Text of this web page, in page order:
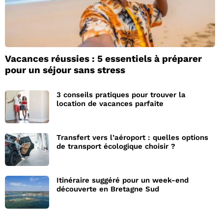
Vacances réussies : 5 essentiels à préparer
pour un séjour sans stress
3 conseils pratiques pour trouver la
location de vacances parfaite
Transfert vers l’aéroport : quelles options
de transport écologique choisir ?
Itinéraire suggéré pour un week-end
découverte en Bretagne Sud